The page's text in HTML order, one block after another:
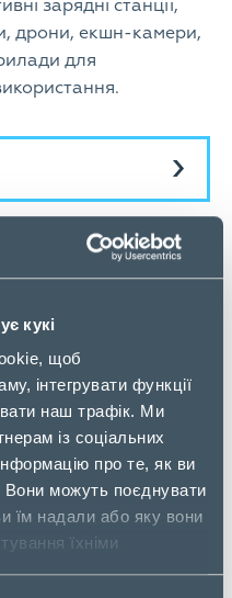
кукі
щоб
інтегрувати функції
наш трафік. Ми
із соціальних
про те, як ви
можуть поєднувати
їм надали або яку вони
їхніми
зарядні станції,
дрони, екшн-камери,
для
побудови і
рішення для
IoT-рішення,
для друку та інші.